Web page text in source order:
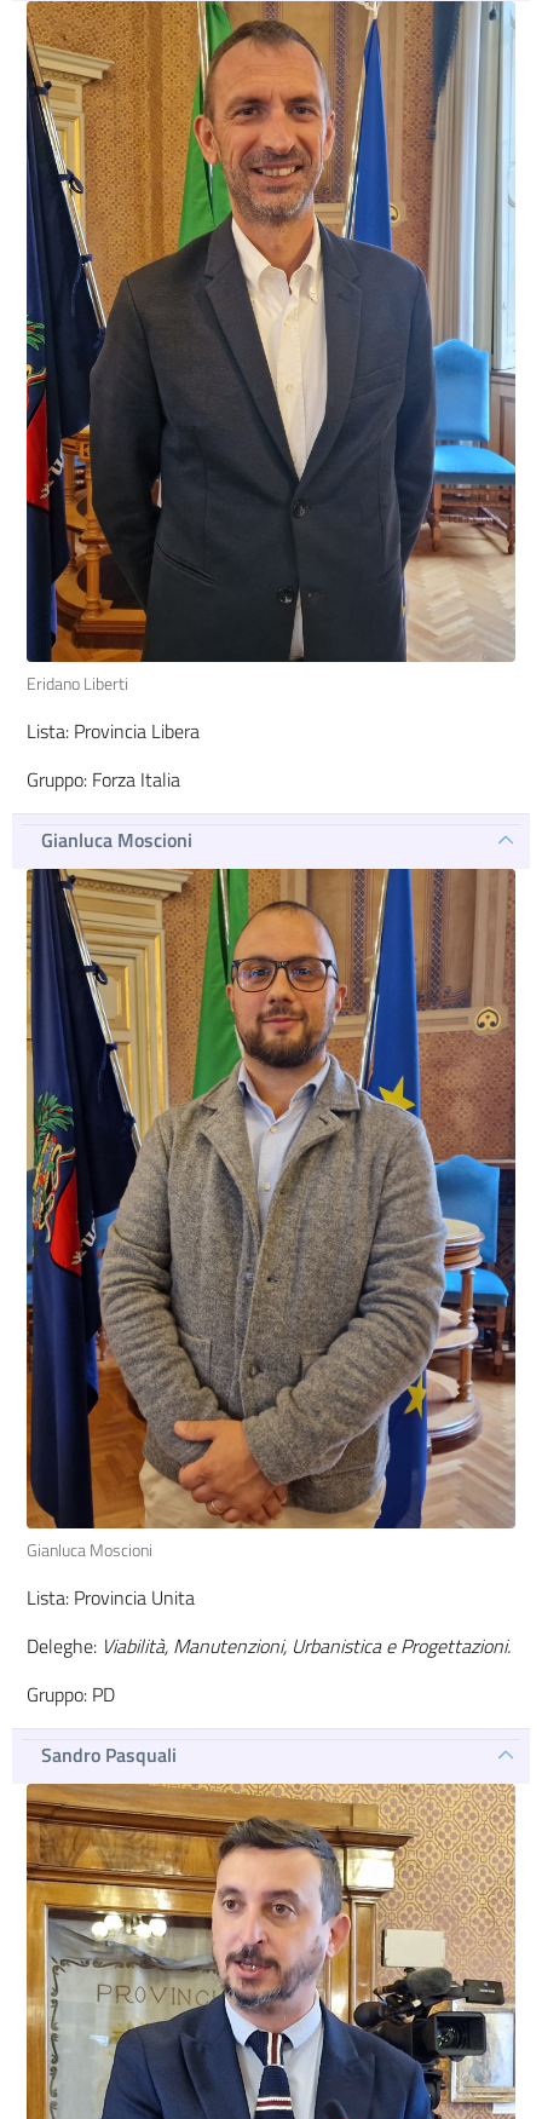
Eridano Liberti
Lista: Provincia Libera
Gruppo: Forza Italia
Gianluca Moscioni
Gianluca Moscioni
Lista: Provincia Unita
Deleghe: Viabilità, Manutenzioni, Urbanistica e Progettazioni.
Gruppo: PD
Sandro Pasquali